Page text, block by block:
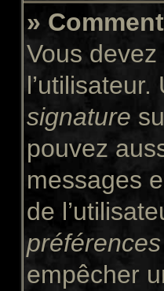
»
Vous
signature
pouvez
messages
de
empêcher